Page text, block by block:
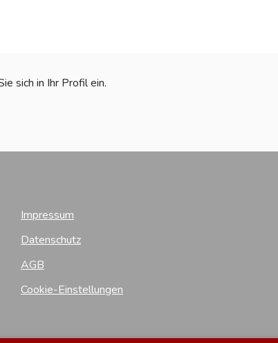
sich in Ihr Profil ein.
Impressum
Datenschutz
AGB
Cookie-Einstellungen